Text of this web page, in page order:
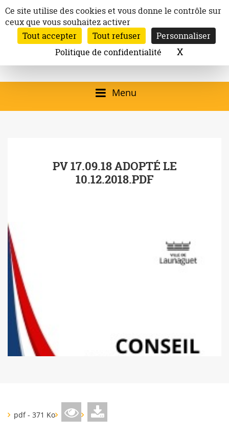
au
contenu
Ville de
Launaguet
Site officiel de la
Mairie de
Launaguet (31140)
qui présente la ville,
programmation
culturelle, la vie
Inscription à la newsletter
Email:
Rechercher
Menu
PV 17.09.18 ADOPTÉ LE
10.12.2018.PDF
pdf - 371 Ko
Panneau de gestion des cookies
Ce site utilise des cookies et vous donne le contrôle sur
ceux que vous souhaitez activer
Tout accepter
Tout refuser
Personnaliser
Politique de confidentialité
XMasquer